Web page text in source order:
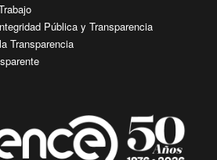
Pública y Transparencia
Transparencia